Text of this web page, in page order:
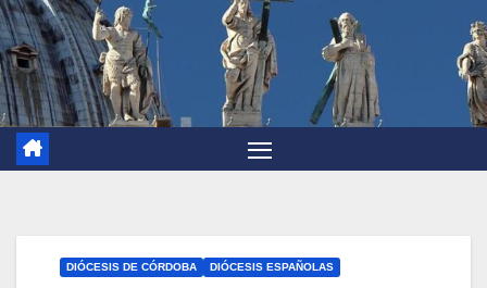
DIÓCESIS DE CÓRDOBA DIÓCESIS ESPAÑOLAS